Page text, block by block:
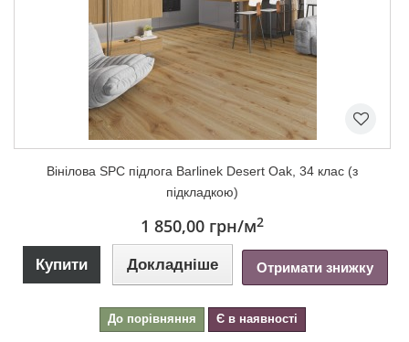
Вінілова SPC підлога Barlinek Desert Oak, 34 клас (з
підкладкою)
1 850,00 грн/м2
Купити Докладніше Отримати знижку
До порівняння Є в наявності